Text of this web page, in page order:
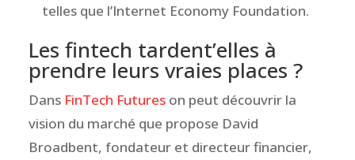
telles que l’Internet Economy Foundation.
Les fintech tardent’elles à
prendre leurs vraies places ?
Dans FinTech Futureson peut découvrir la
vision du marché que propose David
Broadbent, fondateur et directeur financier,